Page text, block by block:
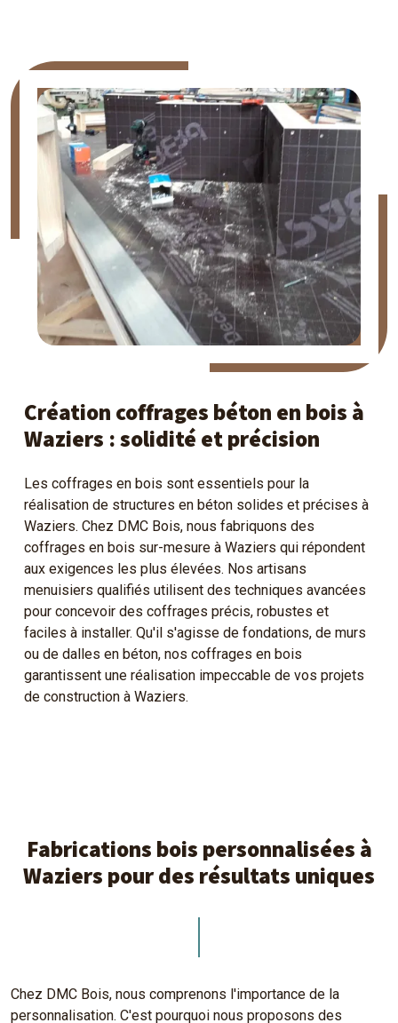
Création coffrages béton en bois à
Waziers : solidité et précision
Les coffrages en bois sont essentiels pour la
réalisation de structures en béton solides et précises à
Waziers. Chez DMC Bois, nous fabriquons des
coffrages en bois sur-mesure à Waziers qui répondent
aux exigences les plus élevées. Nos artisans
menuisiers qualifiés utilisent des techniques avancées
pour concevoir des coffrages précis, robustes et
faciles à installer. Qu'il s'agisse de fondations, de murs
ou de dalles en béton, nos coffrages en bois
garantissent une réalisation impeccable de vos projets
de construction à Waziers.
Fabrications bois personnalisées à
Waziers pour des résultats uniques
Chez DMC Bois, nous comprenons l'importance de la
personnalisation. C'est pourquoi nous proposons des